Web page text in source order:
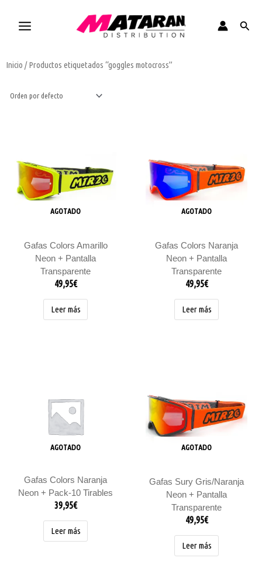
contenido
Inicio / Productos etiquetados “goggles motocross”
AGOTADO
Gafas Colors Amarillo
Neon + Pantalla
Transparente
49,95€
Leer más
AGOTADO
Gafas Colors Naranja
Neon + Pantalla
Transparente
49,95€
Leer más
AGOTADO
Gafas Colors Naranja
Neon + Pack-10 Tirables
39,95€
Leer más
AGOTADO
Gafas Sury Gris/Naranja
Neon + Pantalla
Transparente
49,95€
Leer más